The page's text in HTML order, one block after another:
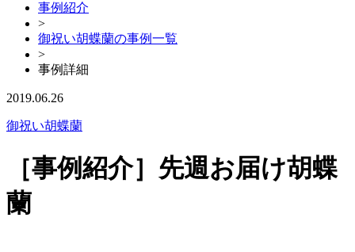
事例紹介
>
御祝い胡蝶蘭の事例一覧
>
事例詳細
2019.06.26
御祝い胡蝶蘭
［事例紹介］先週お届け胡蝶
蘭